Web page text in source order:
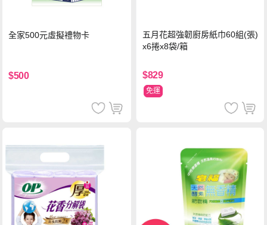
全家500元虛擬禮物卡
$500
五月花超強韌廚房紙巾60組(張)
x6捲x8袋/箱
$829
免運